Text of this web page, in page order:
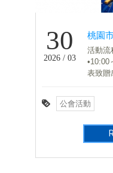
30
2026 / 03
活動流
•10:00
表致贈
•11:15
•11:50
公會活動